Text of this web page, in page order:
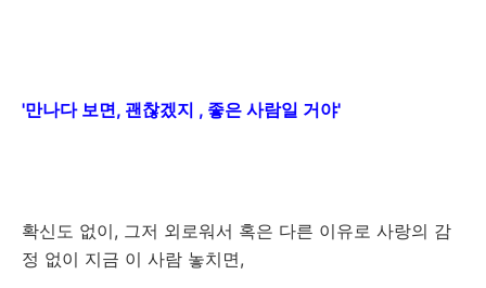
'만나다 보면, 괜찮겠지 , 좋은 사람일 거야'
확신도 없이, 그저 외로워서 혹은 다른 이유로 사랑의 감
정 없이 지금 이 사람 놓치면,